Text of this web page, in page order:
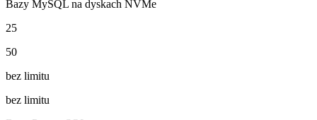
Bazy MySQL na dyskach NVMe
25
50
bez limitu
bez limitu